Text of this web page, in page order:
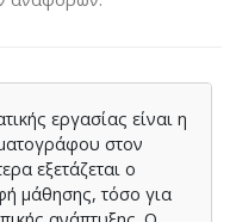
εργασίας είναι η
στον
εξετάζεται ο
μάθησης, τόσο για